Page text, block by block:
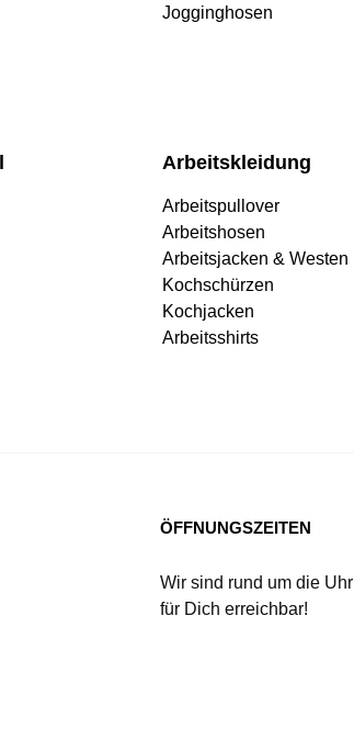
Jogginghosen
Arbeitskleidung
Arbeitspullover
Arbeitshosen
Arbeitsjacken & Westen
Kochschürzen
Kochjacken
Arbeitsshirts
ÖFFNUNGSZEITEN
Wir sind rund um die Uhr
für Dich erreichbar!